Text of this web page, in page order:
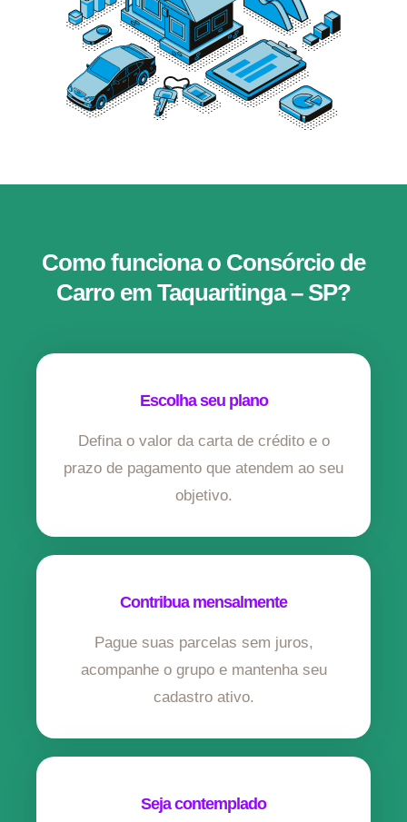
Como funciona o Consórcio de
Carro em Taquaritinga – SP?
Escolha seu plano
Defina o valor da carta de crédito e o
prazo de pagamento que atendem ao seu
objetivo.
Contribua mensalmente
Pague suas parcelas sem juros,
acompanhe o grupo e mantenha seu
cadastro ativo.
Seja contemplado